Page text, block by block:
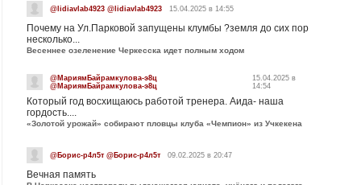
@lidiavlab4923 @lidiavlab4923 15.04.2025 в 14:55
Почему на Ул.Парковой запущены клумбы ?земля до сих пор
несколько...
Весеннее озеленение Черкесска идет полным ходом
@МариямБайрамкулова-э8ц
@МариямБайрамкулова-э8ц
15.04.2025 в
14:54
Который год восхищаюсь работой тренера. Аида- наша
гордость....
«Золотой урожай» собирают пловцы клуба «Чемпион» из Учкекена
@Борис-р4л5т @Борис-р4л5т 09.02.2025 в 20:47
Вечная память